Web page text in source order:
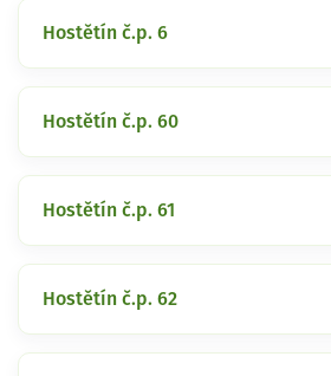
Hostětín č.p. 6
Hostětín č.p. 60
Hostětín č.p. 61
Hostětín č.p. 62